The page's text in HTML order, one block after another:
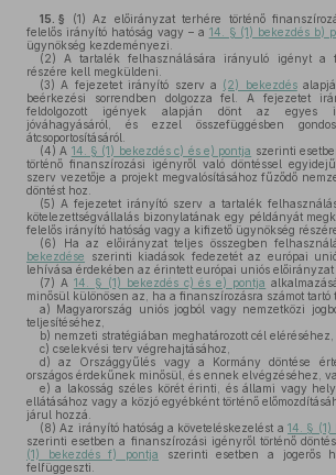
15. § (1) Az előirányzat terhére történő
felelős irányító hatóság vagy – a 14. § (1) bekezdés b)
ügynökség kezdeményezi.
(2) A tartalék felhasználására irányuló igényt a
részére kell megküldeni.
(3) A fejezetet irányító szerv a (2) bekezdés
beérkezési sorrendben dolgozza fel. A fejezetet
feldolgozott igények alapján dönt az egyes
jóváhagyásáról, és ezzel összefüggésben
átcsoportosításáról.
(4) A 14. § (1) bekezdés c) és e) pontja szerinti
történő finanszírozási igényről való döntéssel
szerv vezetője a projekt megvalósításához fűződő
döntést hoz.
(5) A fejezetet irányító szerv a tartalék
kötelezettségvállalás bizonylatának egy példányát
felelős irányító hatóság vagy a kifizető ügynökség
(6) Ha az előirányzat teljes összegben
bekezdése szerinti kiadások fedezetét az európai
lehívása érdekében az érintett európai uniós
(7) A 14. § (1) bekezdés c) és e) pontja
minősül különösen az, ha a finanszírozásra számot tartó
a) Magyarország uniós jogból vagy nemzetközi
teljesítéséhez,
b) nemzeti stratégiában meghatározott cél eléréséhez,
c) cselekvési terv végrehajtásához,
d) az Országgyűlés vagy a Kormány döntése
országos érdekűnek minősül, és ennek elvégzéséhez,
e) a lakosság széles körét érinti, és állami vagy
ellátásához vagy a közjó egyébként történő
járul hozzá.
(8) Az irányító hatóság a követeléskezelést a 14. § (1)
szerinti esetben a finanszírozási igényről történő
(1) bekezdés f) pontja szerinti esetben a jogerős
felfüggeszti.